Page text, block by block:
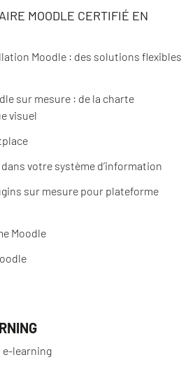
MOODLE CERTIFIÉ EN
Moodle : des solutions flexibles
sur mesure : de la charte
visuel
votre système d’information
sur mesure pour plateforme
Moodle
e-learning